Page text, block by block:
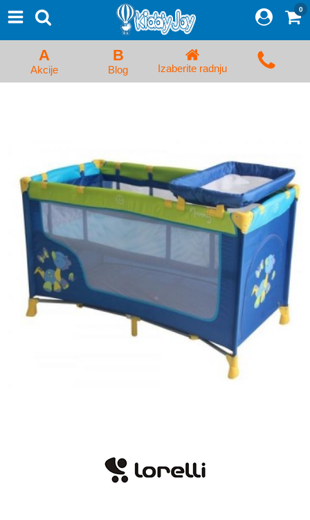
Proizvodi
Početna Prijava/Registracija
Kolica za bebe i dečija kolica
Kadice, noše i adapteri
Hranilice, flašice i cucle
Monitori, Ogradice i tricikli
Posteljine, vrećice i baldahini
0
A
Akcije
B
Blog Izaberite radnju